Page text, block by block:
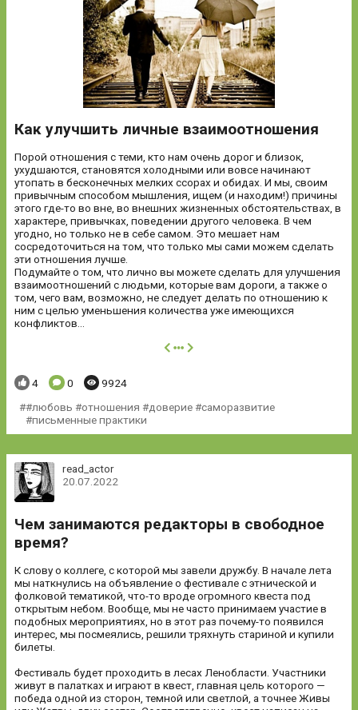
Как улучшить личные взаимоотношения
Порой отношения с теми, кто нам очень дорог и близок,
ухудшаются, становятся холодными или вовсе начинают
утопать в бесконечных мелких ссорах и обидах. И мы, своим
привычным способом мышления, ищем (и находим!) причины
этого где-то во вне, во внешних жизненных обстоятельствах, в
характере, привычках, поведении другого человека. В чем
угодно, но только не в себе самом. Это мешает нам
сосредоточиться на том, что только мы сами можем сделать
эти отношения лучше.
Подумайте о том, что лично вы можете сделать для улучшения
взаимоотношений с людьми, которые вам дороги, а также о
том, чего вам, возможно, не следует делать по отношению к
ним с целью уменьшения количества уже имеющихся
конфликтов...
далее
Понравилось:
4 Комментариев:
0 Просмотров:
9924
#любовь #отношения #доверие #саморазвитие
#письменные практики
read_actor
20.07.2022
Чем занимаются редакторы в свободное
время?
К слову о коллеге, с которой мы завели дружбу. В начале лета
мы наткнулись на объявление о фестивале с этнической и
фолковой тематикой, что-то вроде огромного квеста под
открытым небом. Вообще, мы не часто принимаем участие в
подобных мероприятиях, но в этот раз почему-то появился
интерес, мы посмеялись, решили тряхнуть стариной и купили
билеты.
Фестиваль будет проходить в лесах Ленобласти. Участники
живут в палатках и играют в квест, главная цель которого —
победа одной из сторон, темной или светлой, а точнее Живы